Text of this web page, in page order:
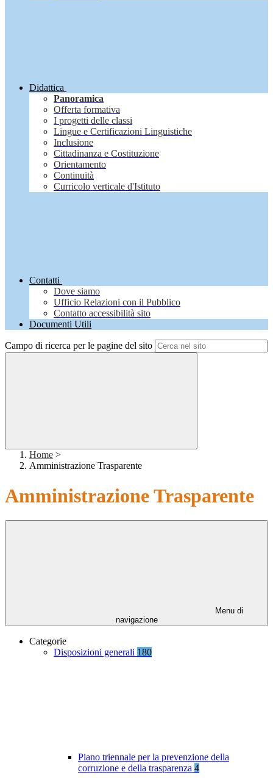
Didattica
Panoramica
Offerta formativa
I progetti delle classi
Lingue e Certificazioni Linguistiche
Inclusione
Cittadinanza e Costituzione
Orientamento
Continuità
Curricolo verticale d'Istituto
Contatti
Dove siamo
Ufficio Relazioni con il Pubblico
Contatto accessibilità sito
Documenti Utili
Campo di ricerca per le pagine del sito
Home >
Amministrazione Trasparente
Amministrazione Trasparente
Menu di
navigazione
Categorie
Disposizioni generali 180
Piano triennale per la prevenzione della
corruzione e della trasparenza 4